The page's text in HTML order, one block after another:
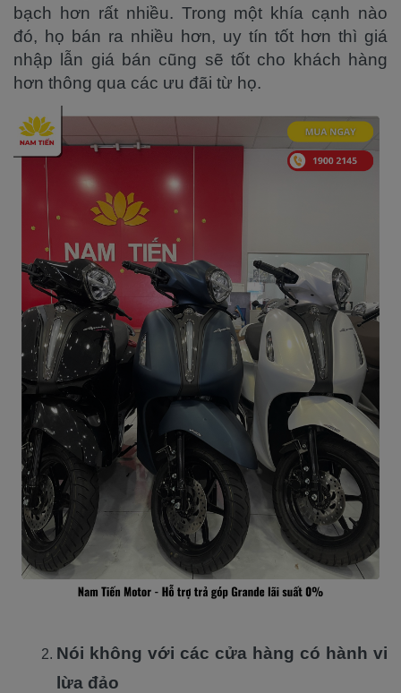
bạch hơn rất nhiều. Trong một khía cạnh nào
đó, họ bán ra nhiều hơn, uy tín tốt hơn thì giá
nhập lẫn giá bán cũng sẽ tốt cho khách hàng
hơn thông qua các ưu đãi từ họ.
Nói không với các cửa hàng có hành vi
lừa đảo